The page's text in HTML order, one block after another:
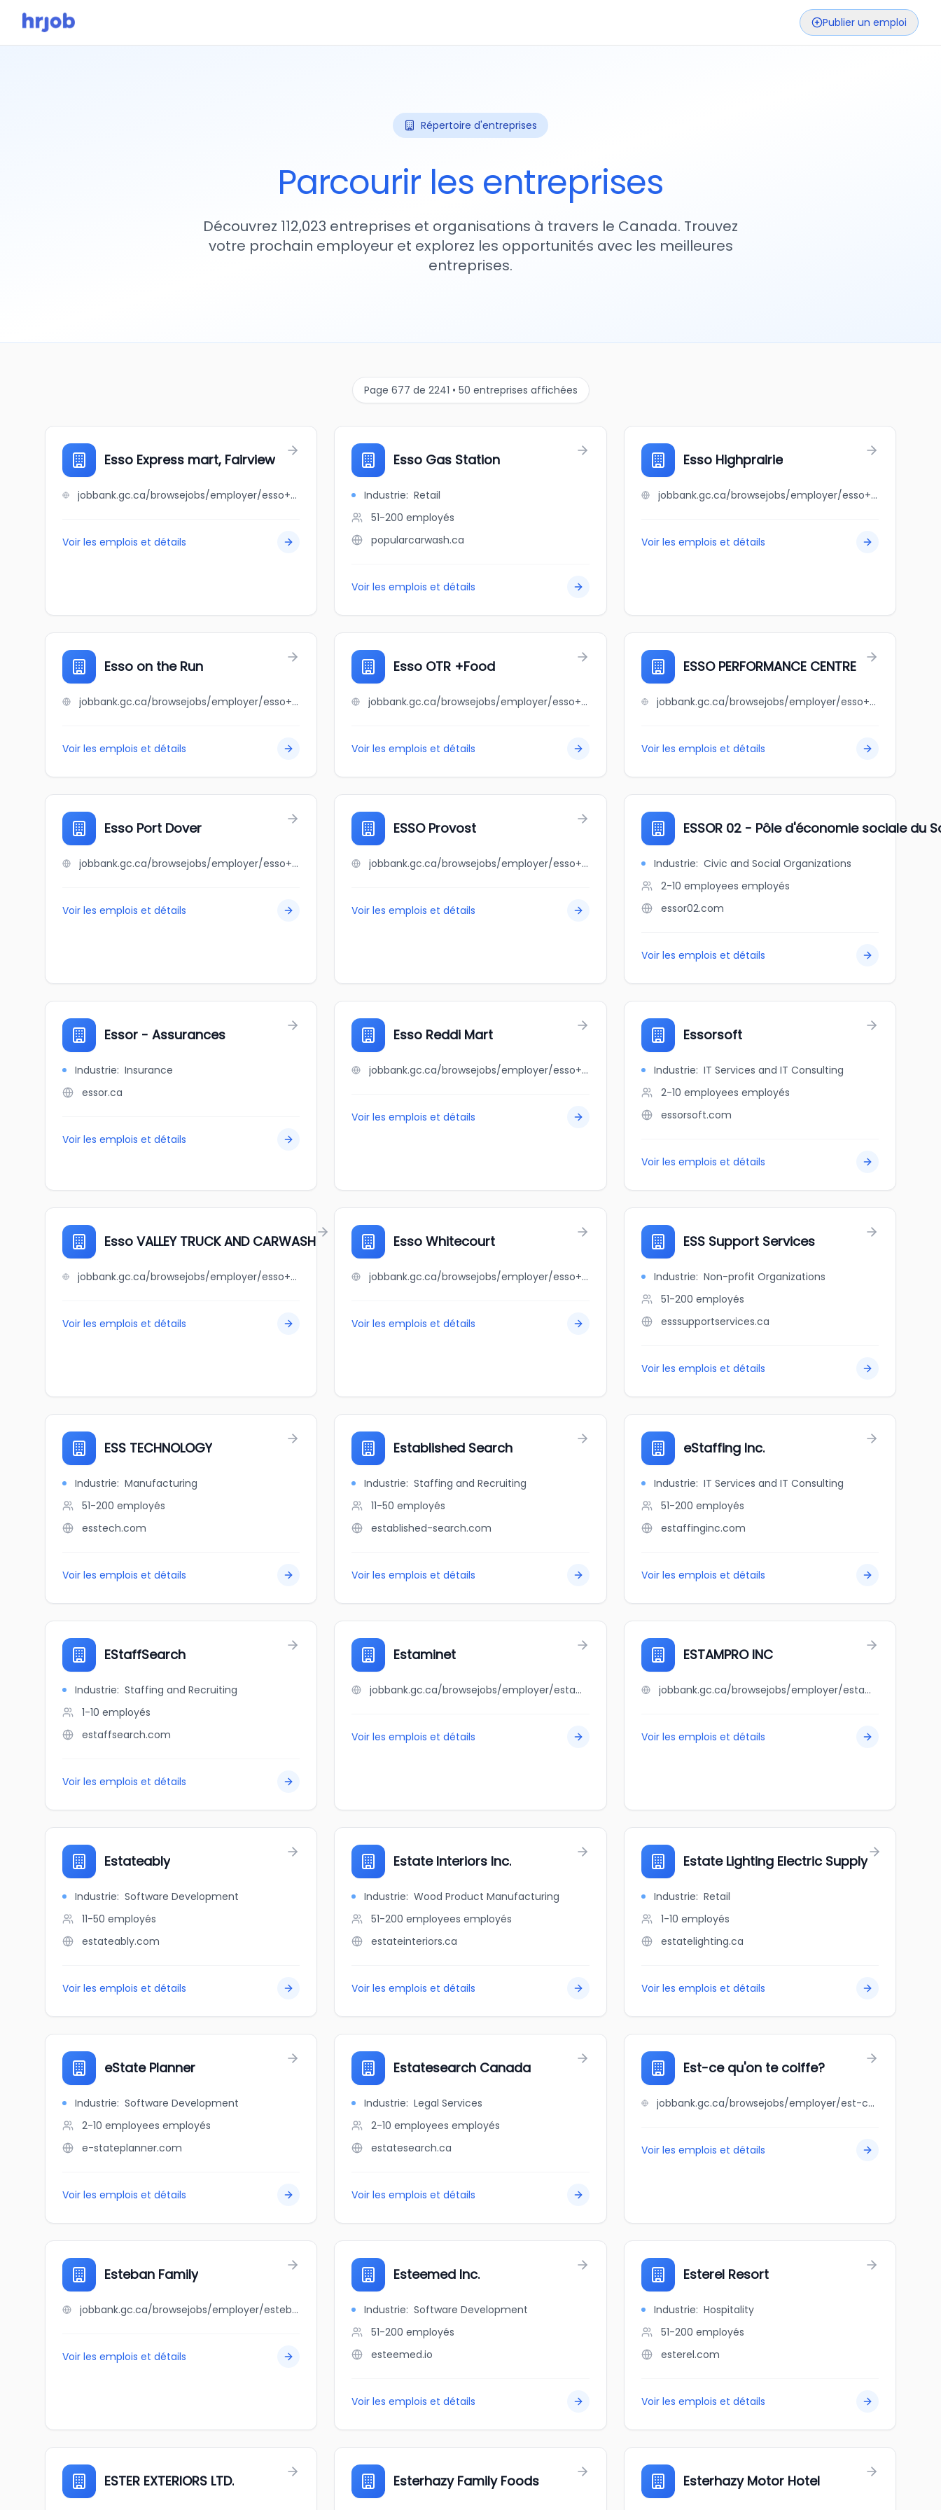
Publier un emploi
Répertoire d'entreprises
Parcourir les entreprises
Découvrez 112,023 entreprises et organisations à travers le Canada. Trouvez
votre prochain employeur et explorez les opportunités avec les meilleures
entreprises.
Page 677 de 2241 • 50 entreprises affichées
Esso Express mart, Fairview
jobbank.gc.ca/browsejobs/employer/esso+express+mart%2C+fairview/ca
Voir les emplois et détails
Esso Gas Station
Industrie: Retail
51-200 employés
popularcarwash.ca
Voir les emplois et détails
Esso Highprairie
jobbank.gc.ca/browsejobs/employer/esso+highprairie/ca
Voir les emplois et détails
Esso on the Run
jobbank.gc.ca/browsejobs/employer/esso+on+the+run/ca
Voir les emplois et détails
Esso OTR +Food
jobbank.gc.ca/browsejobs/employer/esso+otr+%2Bfood/ca
Voir les emplois et détails
ESSO PERFORMANCE CENTRE
jobbank.gc.ca/browsejobs/employer/esso+performance+centre/ca
Voir les emplois et détails
Esso Port Dover
jobbank.gc.ca/browsejobs/employer/esso+port+dover/ca
Voir les emplois et détails
ESSO Provost
jobbank.gc.ca/browsejobs/employer/esso+provost/ca
Voir les emplois et détails
ESSOR 02 - Pôle d'économie sociale du
Industrie: Civic and Social Organizations
2-10 employees employés
essor02.com
Voir les emplois et détails
Essor - Assurances
Industrie: Insurance
essor.ca
Voir les emplois et détails
Esso Reddi Mart
jobbank.gc.ca/browsejobs/employer/esso+reddi+mart/ca
Voir les emplois et détails
Essorsoft
Industrie: IT Services and IT Consulting
2-10 employees employés
essorsoft.com
Voir les emplois et détails
Esso VALLEY TRUCK AND CARWASH
jobbank.gc.ca/browsejobs/employer/esso+valley+truck+and+carwash/ca
Voir les emplois et détails
Esso Whitecourt
jobbank.gc.ca/browsejobs/employer/esso+whitecourt/ca
Voir les emplois et détails
ESS Support Services
Industrie: Non-profit Organizations
51-200 employés
esssupportservices.ca
Voir les emplois et détails
ESS TECHNOLOGY
Industrie: Manufacturing
51-200 employés
esstech.com
Voir les emplois et détails
Established Search
Industrie: Staffing and Recruiting
11-50 employés
established-search.com
Voir les emplois et détails
eStaffing Inc.
Industrie: IT Services and IT Consulting
51-200 employés
estaffinginc.com
Voir les emplois et détails
EStaffSearch
Industrie: Staffing and Recruiting
1-10 employés
estaffsearch.com
Voir les emplois et détails
Estaminet
jobbank.gc.ca/browsejobs/employer/estaminet/ca
Voir les emplois et détails
ESTAMPRO INC
jobbank.gc.ca/browsejobs/employer/estampro+inc/ca
Voir les emplois et détails
Estateably
Industrie: Software Development
11-50 employés
estateably.com
Voir les emplois et détails
Estate Interiors Inc.
Industrie: Wood Product Manufacturing
51-200 employees employés
estateinteriors.ca
Voir les emplois et détails
Estate Lighting Electric Supply
Industrie: Retail
1-10 employés
estatelighting.ca
Voir les emplois et détails
eState Planner
Industrie: Software Development
2-10 employees employés
e-stateplanner.com
Voir les emplois et détails
Estatesearch Canada
Industrie: Legal Services
2-10 employees employés
estatesearch.ca
Voir les emplois et détails
Est-ce qu'on te coiffe?
jobbank.gc.ca/browsejobs/employer/est-ce+qu%27on+te+coiffe%3F/ca
Voir les emplois et détails
Esteban Family
jobbank.gc.ca/browsejobs/employer/esteban+family/ca
Voir les emplois et détails
Esteemed Inc.
Industrie: Software Development
51-200 employés
esteemed.io
Voir les emplois et détails
Esterel Resort
Industrie: Hospitality
51-200 employés
esterel.com
Voir les emplois et détails
ESTER EXTERIORS LTD. Esterhazy Family Foods Esterhazy Motor Hotel